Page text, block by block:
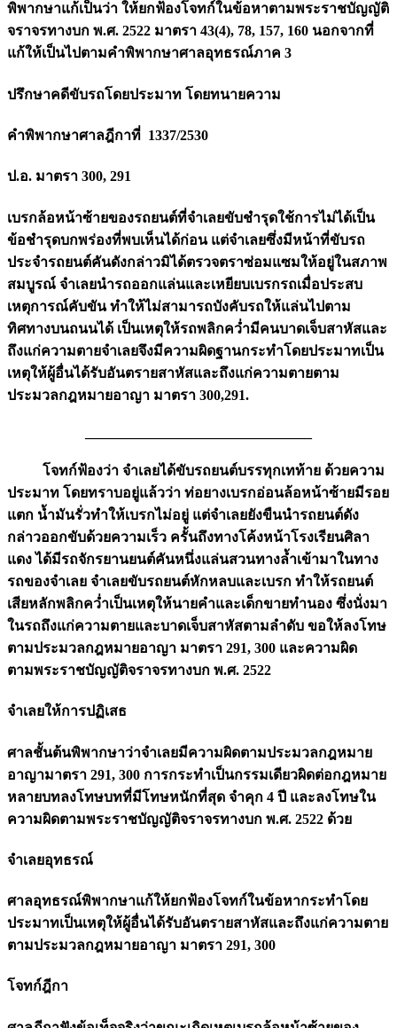
พิพากษาแก้เป็นว่า ให้ยกฟ้องโจทก์ในข้อหาตามพระราชบัญญัติ
จราจรทางบก พ.ศ. 2522 มาตรา 43(4), 78, 157, 160 นอกจากที่
แก้ให้เป็นไปตามคำพิพากษาศาลอุทธรณ์ภาค 3
ปรึกษาคดีขับรถโดยประมาท โดยทนายความ
คำพิพากษาศาลฎีกาที่ 1337/2530
ป.อ. มาตรา 300, 291
เบรกล้อหน้าซ้ายของรถยนต์ที่จำเลยขับชำรุดใช้การไม่ได้เป็น
ข้อชำรุดบกพร่องที่พบเห็นได้ก่อน แต่จำเลยซึ่งมีหน้าที่ขับรถ
ประจำรถยนต์คันดังกล่าวมิได้ตรวจตราซ่อมแซมให้อยู่ในสภาพ
สมบูรณ์ จำเลยนำรถออกแล่นและเหยียบเบรกรถเมื่อประสบ
เหตุการณ์คับขัน ทำให้ไม่สามารถบังคับรถให้แล่นไปตาม
ทิศทางบนถนนได้ เป็นเหตุให้รถพลิกคว่ำมีคนบาดเจ็บสาหัสและ
ถึงแก่ความตายจำเลยจึงมีความผิดฐานกระทำโดยประมาทเป็น
เหตุให้ผู้อื่นได้รับอันตรายสาหัสและถึงแก่ความตายตาม
ประมวลกฎหมายอาญา มาตรา 300,291.
โจทก์ฟ้องว่า จำเลยได้ขับรถยนต์บรรทุกเทท้าย ด้วยความ
ประมาท โดยทราบอยู่แล้วว่า ท่อยางเบรกอ่อนล้อหน้าซ้ายมีรอย
แตก น้ำมันรั่วทำให้เบรกไม่อยู่ แต่จำเลยยังขืนนำรถยนต์ดัง
กล่าวออกขับด้วยความเร็ว ครั้นถึงทางโค้งหน้าโรงเรียนศิลา
แดง ได้มีรถจักรยานยนต์คันหนึ่งแล่นสวนทางล้ำเข้ามาในทาง
รถของจำเลย จำเลยขับรถยนต์หักหลบและเบรก ทำให้รถยนต์
เสียหลักพลิกคว่ำเป็นเหตุให้นายคำและเด็กขายทำนอง ซึ่งนั่งมา
ในรถถึงแก่ความตายและบาดเจ็บสาหัสตามลำดับ ขอให้ลงโทษ
ตามประมวลกฎหมายอาญา มาตรา 291, 300 และความผิด
ตามพระราชบัญญัติจราจรทางบก พ.ศ. 2522
จำเลยให้การปฏิเสธ
ศาลชั้นต้นพิพากษาว่าจำเลยมีความผิดตามประมวลกฎหมาย
อาญามาตรา 291, 300 การกระทำเป็นกรรมเดียวผิดต่อกฎหมาย
หลายบทลงโทษบทที่มีโทษหนักที่สุด จำคุก 4 ปี และลงโทษใน
ความผิดตามพระราชบัญญัติจราจรทางบก พ.ศ. 2522 ด้วย
จำเลยอุทธรณ์
ศาลอุทธรณ์พิพากษาแก้ให้ยกฟ้องโจทก์ในข้อหากระทำโดย
ประมาทเป็นเหตุให้ผู้อื่นได้รับอันตรายสาหัสและถึงแก่ความตาย
ตามประมวลกฎหมายอาญา มาตรา 291, 300
โจทก์ฎีกา